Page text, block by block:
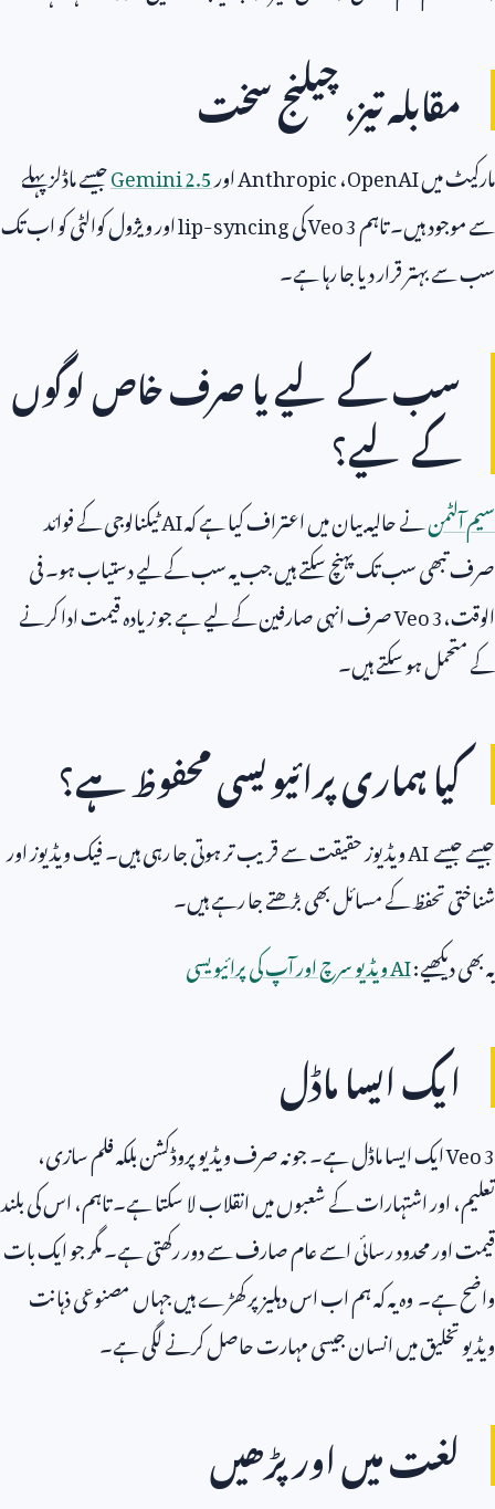
مقابلہ تیز، چیلنج سخت
مارکیٹ میںOpenAI،AnthropicاورGemini 2.5جیسے ماڈلز پہلے
سے موجود ہیں۔ تاہمVeo 3کیlip-syncingاور ویژول کوالٹی کو اب تک
سب سے بہتر قرار دیا جا رہا ہے۔
سب کے لیے یا صرف خاص لوگوں
کے لیے؟
سیم آلٹمننے حالیہ بیان میں اعتراف کیا ہے کہAIٹیکنالوجی کے فوائد
صرف تبھی سب تک پہنچ سکتے ہیں جب یہ سب کے لیے دستیاب ہو۔ فی
الوقت،Veo 3صرف انہی صارفین کے لیے ہے جو زیادہ قیمت ادا کرنے
کے متحمل ہو سکتے ہیں۔
کیا ہماری پرائیویسی محفوظ ہے؟
جیسے جیسےAIویڈیوز حقیقت سے قریب تر ہوتی جا رہی ہیں۔ فیک ویڈیوز اور
شناختی تحفظ کے مسائل بھی بڑھتے جا رہے ہیں۔
یہ بھی دیکھیے:AIویڈیو سرچ اور آپ کی پرائیویسی
ایک ایسا ماڈل
Veo 3ایک ایسا ماڈل ہے۔ جو نہ صرف ویڈیو پروڈکشن بلکہ فلم سازی،
تعلیم، اور اشتہارات کے شعبوں میں انقلاب لا سکتا ہے۔ تاہم، اس کی بلند
قیمت اور محدود رسائی اسے عام صارف سے دور رکھتی ہے۔ مگر جو ایک بات
واضح ہے۔ وہ یہ کہ ہم اب اس دہلیز پر کھڑے ہیں جہاں مصنوعی ذہانت
ویڈیو تخلیق میں انسان جیسی مہارت حاصل کرنے لگی ہے۔
لغت میں اور پڑھیں